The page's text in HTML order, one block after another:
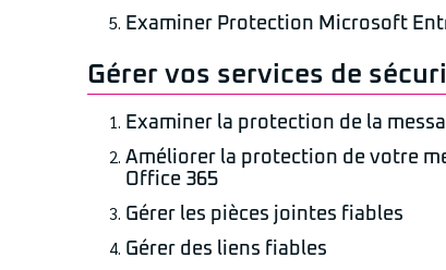
Examiner Protection Microsoft
Gérer vos services de
Examiner la protection de la
Améliorer la protection de votre
Office 365
Gérer les pièces jointes fiables
Gérer des liens fiables